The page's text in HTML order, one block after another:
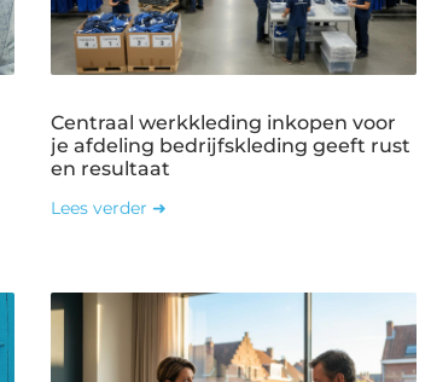
Centraal werkkleding inkopen voor
je afdeling bedrijfskleding geeft rust
en resultaat
Lees verder ➜